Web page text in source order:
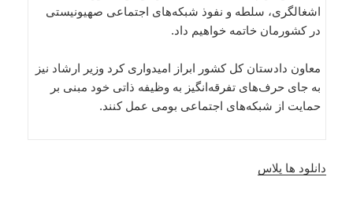
اشغالگری، سلطه و نفوذ شبکه‌های اجتماعی صهیونیستی
در کشورمان خاتمه خواهیم داد.
معاون دادستان کل کشور ابراز امیدواری کرد وزیر ارشاد نیز
به جای حرف‌های تفرقه‌انگیز به وظیفه ذاتی خود مبنی بر
حمایت از شبکه‌های اجتماعی بومی عمل کنند.
دانلود ها پلاس